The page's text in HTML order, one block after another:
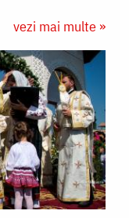
vezi mai multe »